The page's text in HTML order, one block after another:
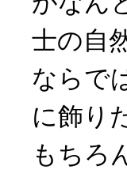
士の自
ならで
に飾り
もちろ